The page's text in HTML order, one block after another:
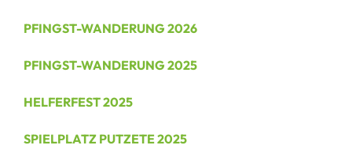
PFINGST-WANDERUNG 2026
PFINGST-WANDERUNG 2025
HELFERFEST 2025
SPIELPLATZ PUTZETE 2025